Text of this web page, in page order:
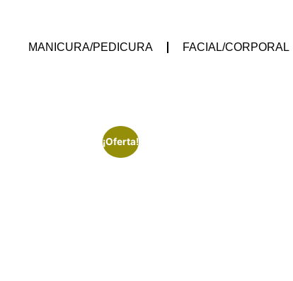
MANICURA/PEDICURA FACIAL/CORPORAL
¡Oferta!